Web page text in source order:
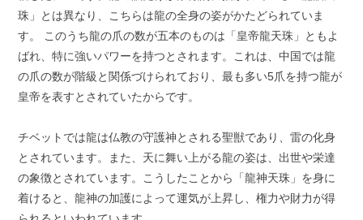
珠」とは異なり、こちらは龍の全身の姿がかたどられていま
す。 このうち龍の爪の数が五本のものは「皇帝龍天珠」ともよ
ばれ、特に強いパワーを持つとされます。これは、中国では龍
の爪の数が階級と関係づけられており、最も多い5爪を持つ龍が
皇帝を表すとされていたからです。
チベットでは龍は仏教の守護神とされる聖獣であり、雷の化身
とされています。また、天に舞い上がる龍の姿は、出世や栄達
の象徴とされています。こうしたことから「龍神天珠」を身に
着けると、龍神の加護によって運気が上昇し、権力や財力が得